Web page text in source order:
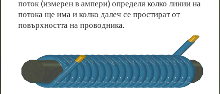
поток (измерен в ампери) определя колко линии на
потока ще има и колко далеч се простират от
повърхността на проводника.